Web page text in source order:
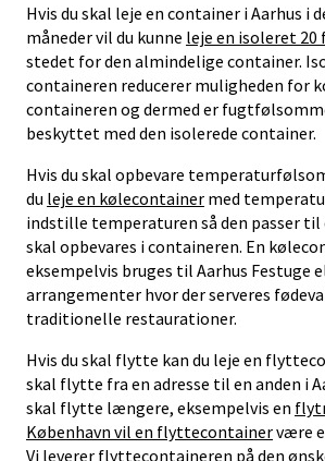
Hvis du skal leje en container i Aarhus i
måneder vil du kunne leje en isoleret 20
stedet for den almindelige container.
containeren reducerer muligheden for
containeren og dermed er
beskyttet med den isolerede container.
Hvis du skal opbevare
du leje en kølecontainer med
indstille temperaturen så den passer til
skal opbevares i containeren. En
eksempelvis bruges til Aarhus Festuge
arrangementer hvor der serveres
traditionelle restaurationer.
Hvis du skal flytte kan du leje en
skal flytte fra en adresse til en anden i
skal flytte længere, eksempelvis en
København vil en flyttecontainervære
Vi leverer flyttecontaineren på den